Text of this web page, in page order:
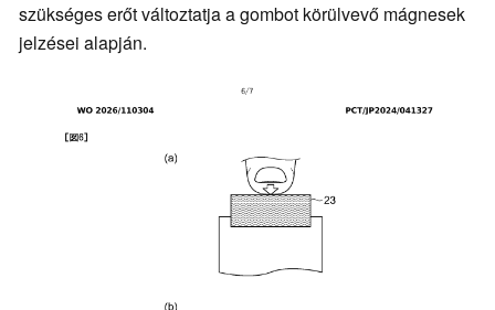
szükséges erőt változtatja a gombot körülvevő mágnesek
jelzései alapján.